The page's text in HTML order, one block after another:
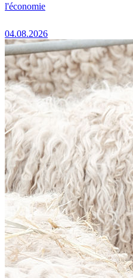
l'économie
04.08.2026